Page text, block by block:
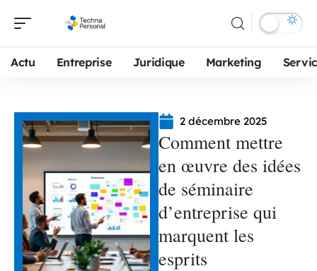
Actu Entreprise Juridique Marketing
2 décembre 2025
Comment mettre
en œuvre des idées
de séminaire
d’entreprise qui
marquent les
esprits